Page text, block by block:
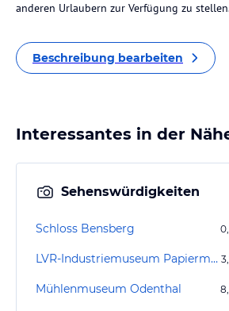
anderen Urlaubern zur Verfügung zu
Beschreibung bearbeiten
Interessantes in der
Sehenswürdigkeiten
Schloss Bensberg
LVR-Industriemuseum Papiermühle Alte Dombach
Mühlenmuseum Odenthal